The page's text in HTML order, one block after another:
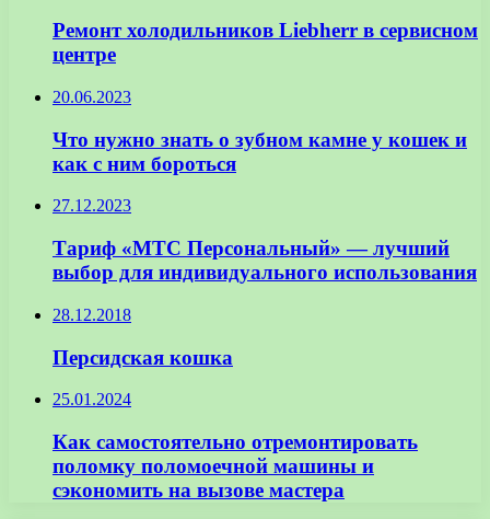
Ремонт холодильников Liebherr в сервисном
центре
20.06.2023
Что нужно знать о зубном камне у кошек и
как с ним бороться
27.12.2023
Тариф «МТС Персональный» — лучший
выбор для индивидуального использования
28.12.2018
Персидская кошка
25.01.2024
Как самостоятельно отремонтировать
поломку поломоечной машины и
сэкономить на вызове мастера